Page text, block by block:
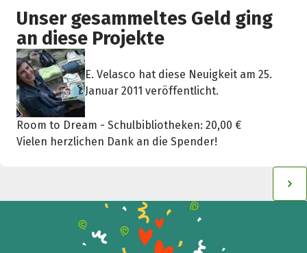
Unser gesammeltes Geld ging
an diese Projekte
E. Velasco hat diese Neuigkeit am 25.
Januar 2011 veröffentlicht.
Room to Dream - Schulbibliotheken: 20,00 €
Vielen herzlichen Dank an die Spender!